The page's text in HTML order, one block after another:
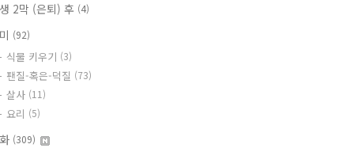
2막 (은퇴) 후 (4)
(92)
식물 키우기 (3)
팬질-혹은-덕질 (73)
살사 (11)
요리 (5)
(309)